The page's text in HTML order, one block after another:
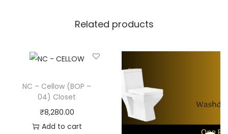
Related products
NC – Cellow (BOP –
04) Closet
₹8,280.00
Add to cart